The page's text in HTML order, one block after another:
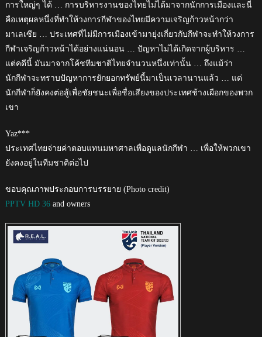
การใหญ่ๆ ได้ … การบริหารงานของไทยไม่ได้มาจากนักการเมืองและนี่
คือเหตุผลหนึ่งที่ทำให้วงการกีฬาของไทยมีความเจริญก้าวหน้ากว่า
มาเลเซีย … ประเทศที่ไม่มีการเมืองเข้ามายุ่งเกี่ยวกับกีฬาจะทำให้วงการ
กีฬาเจริญก้าวหน้าได้อย่างแน่นอน … ปัญหาไม่ได้เกิดจากผู้บริหาร …
แต่คดีนี้ มันมาจากโค้ชทีมชาติไทยจำนวนหนึ่งเท่านั้น … ถึงแม้ว่า
นักกีฬาจะทราบปัญหาการยักยอกทรัพย์นี้มาเป็นเวลานานแล้ว … แต่
นักกีฬาก็ยังคงต่อสู้เพื่อชัยชนะเพื่อชื่อเสียงของประเทศช้างเผือกของพวก
เขา
Yaz***
ประเทศไทยจ่ายค่าตอบแทนมหาศาลเพื่อดูแลนักกีฬา … เพื่อให้พวกเขา
ยังคงอยู่ในทีมชาติต่อไป
ขอบคุณภาพประกอบการบรรยาย (Photo credit)
PPTV HD 36and owners